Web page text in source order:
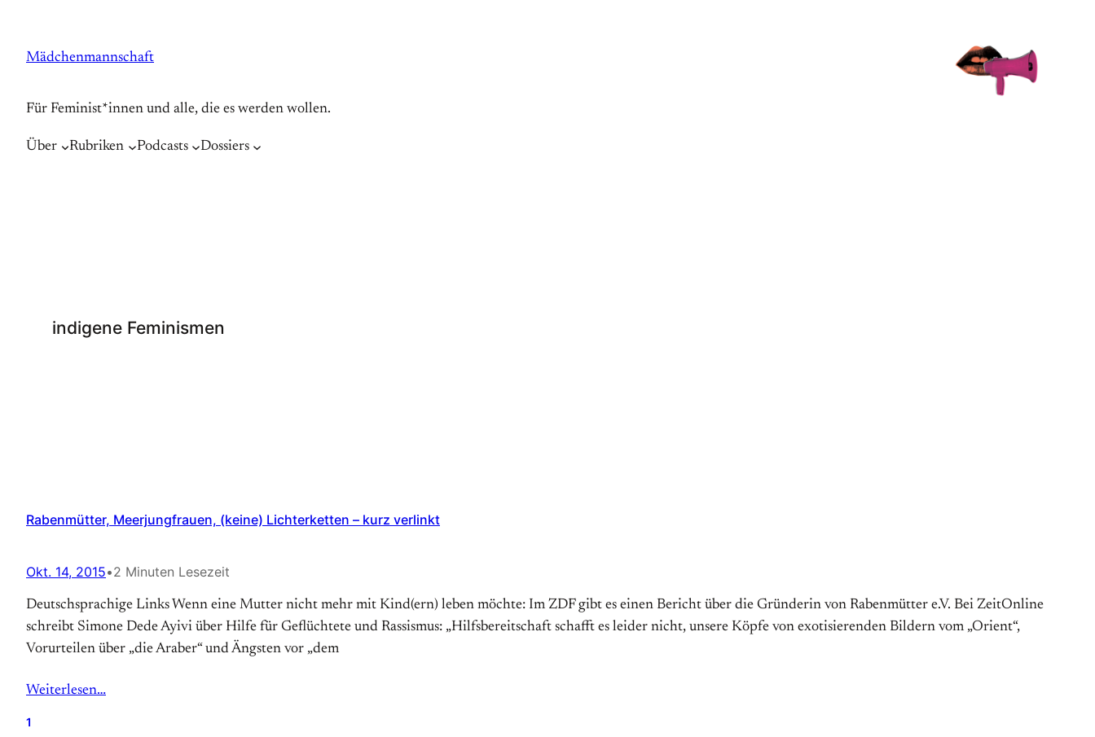
springen
Mädchenmannschaft
Für Feminist*innen und alle, die es werden wollen.
Über Rubriken Podcasts Dossiers
indigene Feminismen
Rabenmütter, Meerjungfrauen, (keine) Lichterketten – kurz verlinkt
Okt. 14, 2015•2 Minuten Lesezeit
Deutschsprachige Links Wenn eine Mutter nicht mehr mit Kind(ern) leben möchte: Im ZDF gibt es einen Bericht über die Gründerin von Rabenmütter e.V. Bei ZeitOnline
schreibt Simone Dede Ayivi über Hilfe für Geflüchtete und Rassismus: „Hilfsbereitschaft schafft es leider nicht, unsere Köpfe von exotisierenden Bildern vom „Orient“,
Vorurteilen über „die Araber“ und Ängsten vor „dem
Weiterlesen…
1